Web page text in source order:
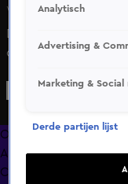
Wo 20 mei, 12:26
De bruiloft van
op zich wachten. In
Overzicht
Afleveringen
Clips
Analytisch
Advertising &
Marketing & Social
Derde partijen lijst